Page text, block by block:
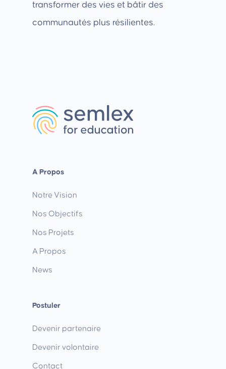
transformer des vies et bâtir des
communautés plus résilientes.
A Propos
Notre Vision
Nos Objectifs
Nos Projets
A Propos
News
Postuler
Devenir partenaire
Devenir volontaire
Contact